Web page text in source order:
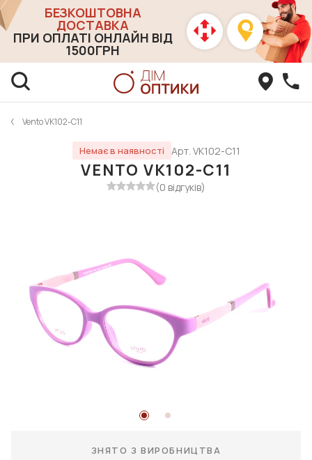
БЕЗКОШТОВНА
ДОСТАВКА
ПРИ ОПЛАТІ ОНЛАЙН ВІД
1500ГРН
Vento VK102-C11
Немає в наявності Арт. VK102-C11
VENTO VK102-C11
(0 відгуків)
ЗНЯТО З ВИРОБНИЦТВА